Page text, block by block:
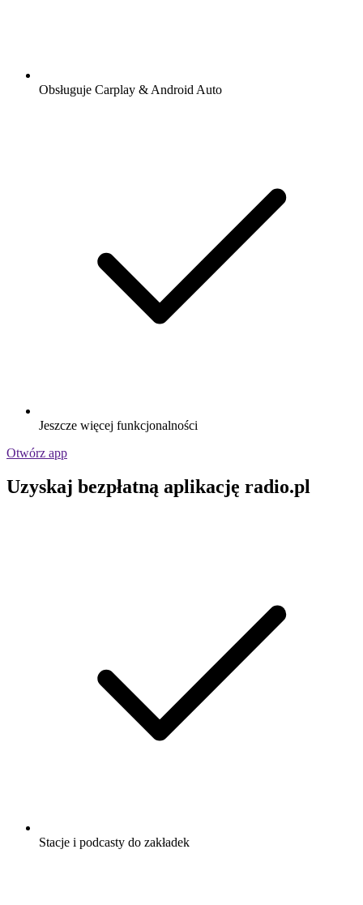
Obsługuje Carplay & Android Auto
Jeszcze więcej funkcjonalności
Otwórz app
Uzyskaj bezpłatną aplikację radio.pl
Stacje i podcasty do zakładek